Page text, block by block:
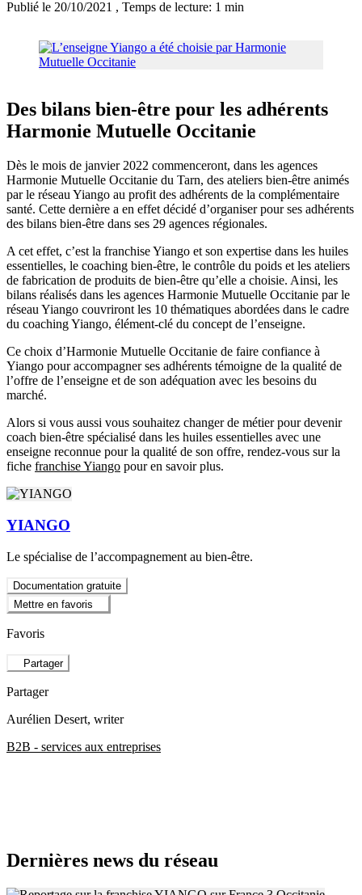
Publié le 20/10/2021 , Temps de lecture: 1 min
Des bilans bien-être pour les adhérents
Harmonie Mutuelle Occitanie
Dès le mois de janvier 2022 commenceront, dans les agences
Harmonie Mutuelle Occitanie du Tarn, des ateliers bien-être animés
par le réseau Yiango au profit des adhérents de la complémentaire
santé. Cette dernière a en effet décidé d’organiser pour ses adhérents
des bilans bien-être dans ses 29 agences régionales.
A cet effet, c’est la franchise Yiango et son expertise dans les huiles
essentielles, le coaching bien-être, le contrôle du poids et les ateliers
de fabrication de produits de bien-être qu’elle a choisie. Ainsi, les
bilans réalisés dans les agences Harmonie Mutuelle Occitanie par le
réseau Yiango couvriront les 10 thématiques abordées dans le cadre
du coaching Yiango, élément-clé du concept de l’enseigne.
Ce choix d’Harmonie Mutuelle Occitanie de faire confiance à
Yiango pour accompagner ses adhérents témoigne de la qualité de
l’offre de l’enseigne et de son adéquation avec les besoins du
marché.
Alors si vous aussi vous souhaitez changer de métier pour devenir
coach bien-être spécialisé dans les huiles essentielles avec une
enseigne reconnue pour la qualité de son offre, rendez-vous sur la
fiche franchise Yiango pour en savoir plus.
YIANGO
Le spécialise de l’accompagnement au bien-être.
Documentation gratuite
Mettre en favoris
Favoris
Partager
Partager
Aurélien Desert, writer
B2B - services aux entreprises
Dernières news du réseau